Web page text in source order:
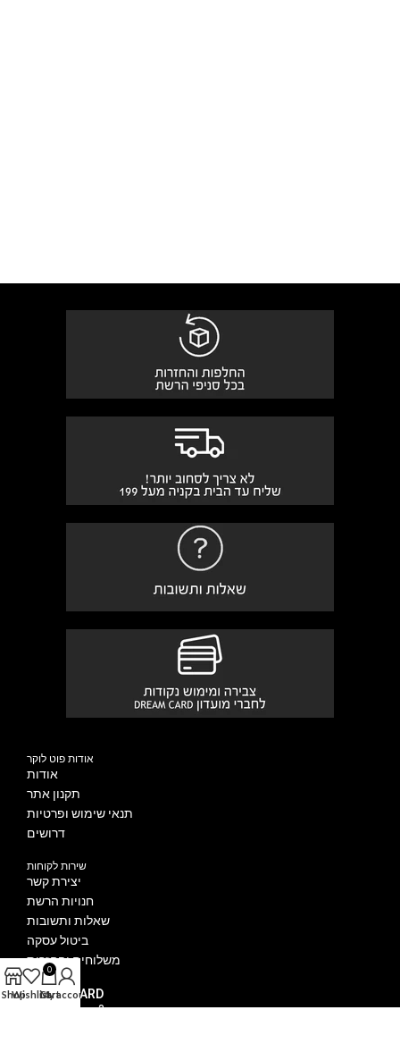
אודות פוט לוקר
אודות
תקנון אתר
תנאי שימוש ופרטיות
דרושים
שירות לקוחות
יצירת קשר
חנויות הרשת
שאלות ותשובות
ביטול עסקה
משלוחים והחזרות
DREAM CARD
איך מצטרפים?
ShopWishlist
0
Cart
My account